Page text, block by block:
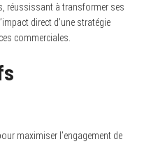
réussissant à transformer ses
direct d’une stratégie
commerciales.
maximiser l’engagement de